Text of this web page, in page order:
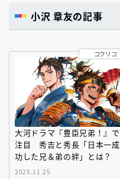
小沢 章友の記事
コクリコ
大河ドラマ『豊臣兄弟！』で
注目 秀吉と秀長「日本一成
功した兄＆弟の絆」とは？
2025.11.25